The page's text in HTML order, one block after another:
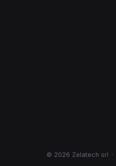
© 2026 Zelatech srl ·